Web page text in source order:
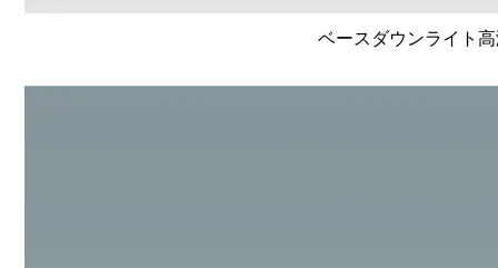
ベースダウンライト